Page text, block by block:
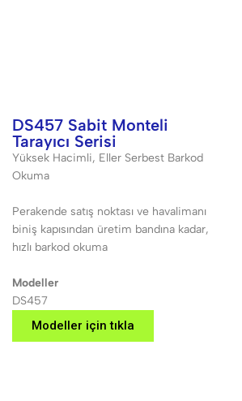
DS457 Sabit Monteli
Tarayıcı Serisi
Yüksek Hacimli, Eller Serbest Barkod
Okuma
Perakende satış noktası ve havalimanı
biniş kapısından üretim bandına kadar,
hızlı barkod okuma
Modeller
DS457
Modeller için tıkla